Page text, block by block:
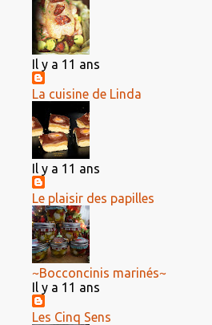
Il y a 11 ans
La cuisine de Linda
Il y a 11 ans
Le plaisir des papilles
~Bocconcinis marinés~
Il y a 11 ans
Les Cinq Sens